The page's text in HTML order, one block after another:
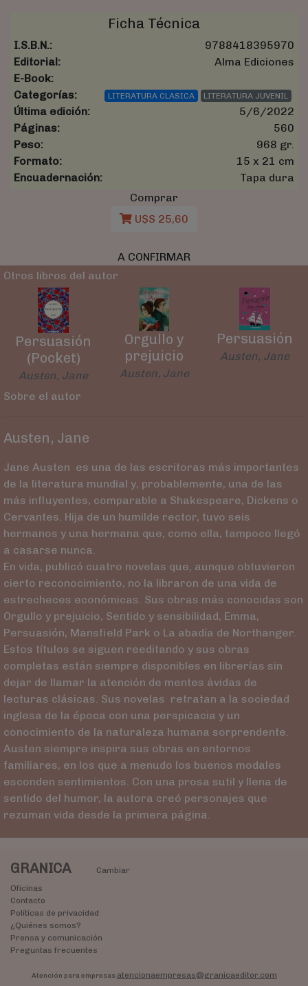
Ficha Técnica
I.S.B.N.:
9788418395970
Editorial:
Alma Ediciones
E-Book:
Categorías:
LITERATURA CLASICA LITERATURA JUVENIL
Última edición:
5/6/2022
Páginas:
560
Peso:
968 gr.
Formato:
15 x 21 cm
Encuadernación:
Tapa dura
Comprar
U$S 25,60
A CONFIRMAR
Otros libros del autor
Persuasión
(Pocket)
Austen, Jane
Orgullo y
prejuicio
Austen, Jane
Persuasión
Austen, Jane
Sobre el autor
Austen, Jane
Jane Austen es una de las escritoras más importantes
de la literatura mundial y, probablemente, una de las
más influyentes, comparable a Shakespeare, Dickens o
Cervantes. Hija de un humilde rector, tuvo seis
hermanos y una hermana que, como ella, tampoco llegó
a casarse nunca.
En vida, publicó cuatro novelas que, aunque obtuvieron
cierto reconocimiento, no la libraron de una vida de
estrecheces económicas. Sus obras más conocidas son
Orgullo y prejuicio, Sentido y sensibilidad, Emma,
Persuasión, Mansfield Park o La abadía de Northanger.
Estos títulos se siguen reeditando y sus obras
completas están siempre disponibles en librerías sin
dejar de llamar la atención de mentes ávidas de
lecturas clásicas. Sus novelas retratan a la sociedad
inglesa de la época con una perspicacia y un
conocimiento de la naturaleza humana sorprendente.
Austen siempre inspira sus obras en entornos
familiares, en los que a menudo los buenos modales
esconden sentimientos. Con una prosa sutil y llena de
sentido del humor, la autora creó personajes que
rezuman vida desde la primera página.
GRANICA
Cambiar
Oficinas
Contacto
Políticas de privacidad
¿Quiénes somos?
Prensa y comunicación
Preguntas frecuentes
Atención para empresas atencionaempresas@granicaeditor.com